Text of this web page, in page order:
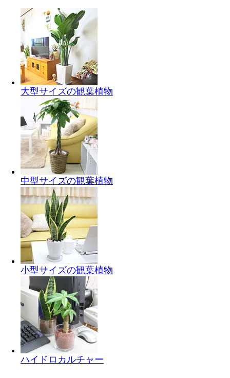
大型サイズの観葉植物
中型サイズの観葉植物
小型サイズの観葉植物
ハイドロカルチャー